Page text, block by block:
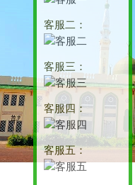
客服二：
客服三：
客服四：
客服五：